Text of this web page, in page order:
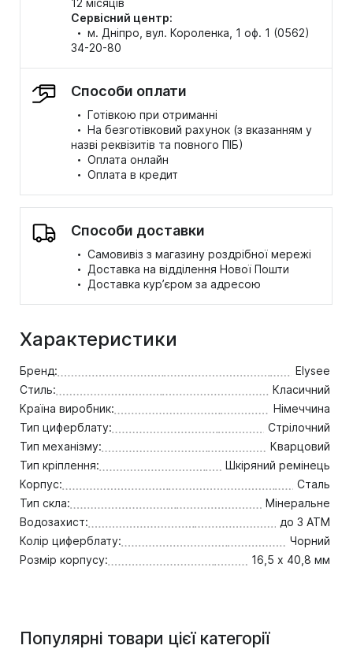
12 місяців
Сервісний центр:
· м. Дніпро, вул. Короленка, 1 оф. 1 (0562)
34-20-80
Способи оплати
· Готівкою при отриманні
· На безготівковий рахунок (з вказанням у
назві реквізитів та повного ПІБ)
· Оплата онлайн
· Оплата в кредит
Способи доставки
· Самовивіз з магазину роздрібної мережі
· Доставка на відділення Нової Пошти
· Доставка кур’єром за адресою
Характеристики
Бренд:
Elysee
Стиль:
Класичний
Країна виробник:
Німеччина
Тип циферблату:
Стрілочний
Тип механізму:
Кварцовий
Тип кріплення:
Шкіряний ремінець
Корпус:
Сталь
Тип скла:
Мінеральне
Водозахист:
до 3 ATM
Колір циферблату:
Чорний
Розмір корпусу:
16,5 х 40,8 мм
Популярні товари цієї категорії